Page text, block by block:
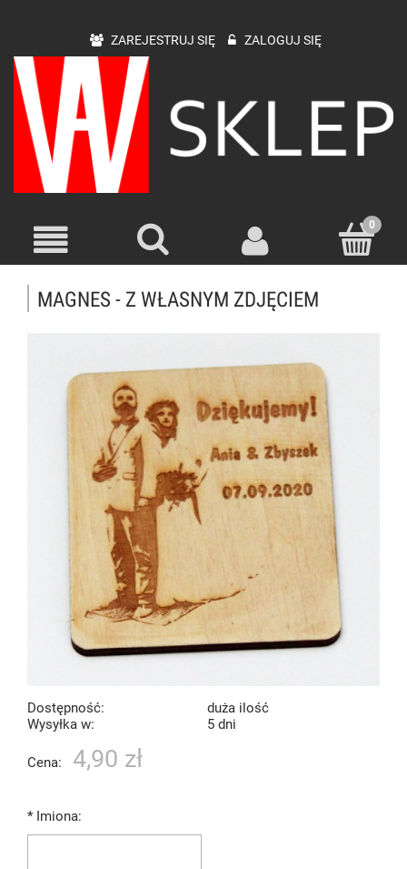
ZAREJESTRUJ SIĘ ZALOGUJ SIĘ
MAGNES - Z WŁASNYM ZDJĘCIEM
Dostępność:
duża ilość
Wysyłka w:
5 dni
Cena: 4,90 zł
*Imiona: